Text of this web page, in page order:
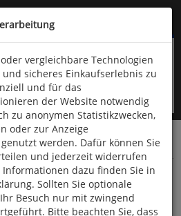
überspringen
9323-960
der Religionen
vergleichbare Technologien
sicheres Einkaufserlebnis zu
und für das
der Website notwendig
zu anonymen Statistikzwecken,
oder zur Anzeige
werden. Dafür können Sie
und jederzeit widerrufen
dazu finden Sie in
Sollten Sie optionale
Besuch nur mit zwingend
Bitte beachten Sie, dass